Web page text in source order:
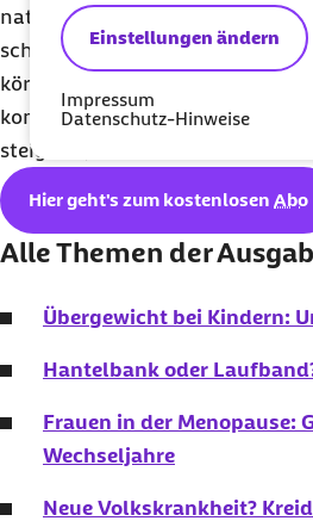
Einstellungen ändern
Impressum
Datenschutz-Hinweise
natürliches Phänomen und keine
schafft, mit Gelassenheit,
körperlicher Aktivität durch die
kommen, kann das eigene
steigern“, so Günther.
Hier geht's zum kostenlosen Abo
Alle Themen der
Übergewicht bei Kindern:
Hantelbank oder
Frauen in der Menopause:
Wechseljahre
Neue Volkskrankheit?